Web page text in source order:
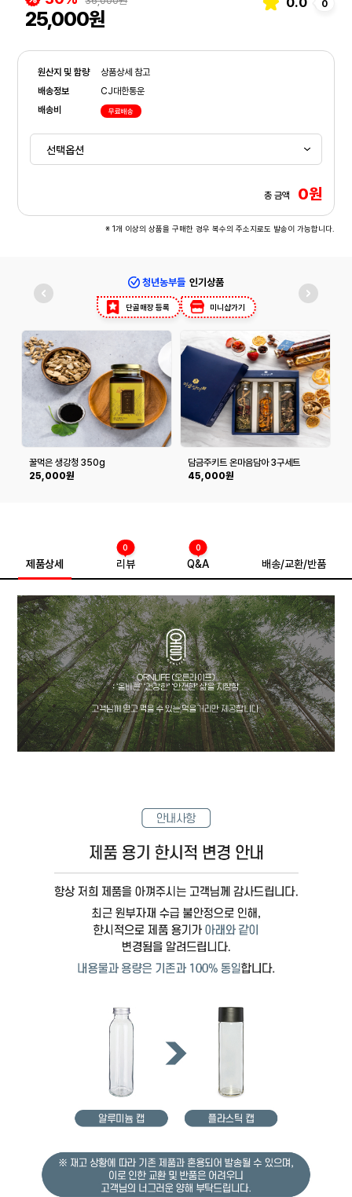
25,000원
0
원산지 및 함량
상품상세 참고
배송정보
CJ대한통운
배송비
무료배송
총 금액 0원
※ 1개 이상의 상품을 구매한 경우 복수의 주소지로도 발송이 가능합니다.
청년농부들 인기상품
단골매장 등록 미니샵가기
꿀먹은 생강청 350g
25,000원
담금주키트 온마음담아 3구세트
(300ml*3구)
45,000원
제품상세 리뷰
0
Q&A
0
배송/교환/반품